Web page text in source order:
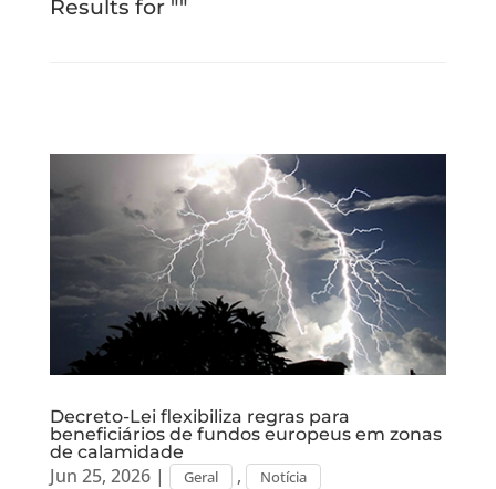
Results for ""
Decreto-Lei flexibiliza regras para
beneficiários de fundos europeus em zonas
de calamidade
Jun 25, 2026| Geral , Notícia